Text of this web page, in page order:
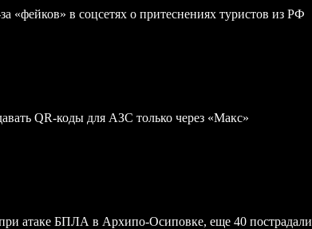
«фейков» в соцсетях о притеснениях туристов из РФ
QR-коды для АЗС только через «Макс»
атаке БПЛА в Архипо-Осиповке, еще 40 пострадали